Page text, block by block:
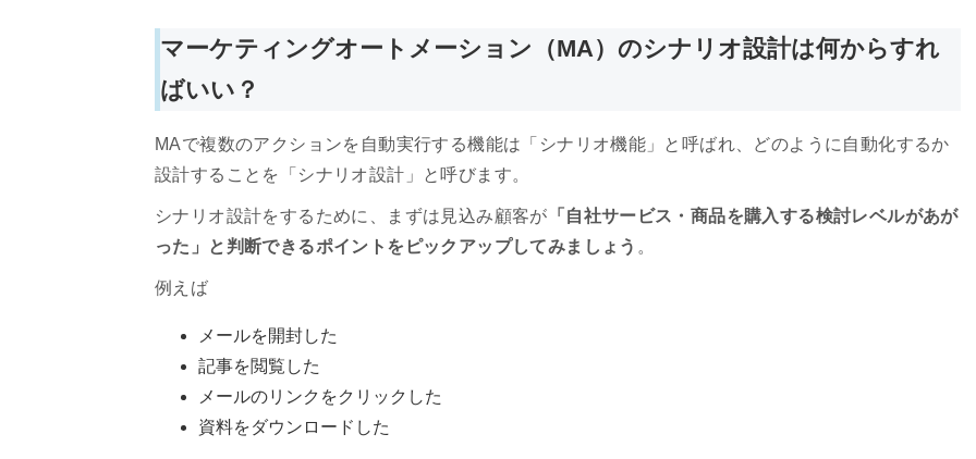
マーケティングオートメーション（MA）のシナリオ設計は何からすれ
ばいい？
MAで複数のアクションを自動実行する機能は「シナリオ機能」と呼ばれ、どのように自動化するか
設計することを「シナリオ設計」と呼びます。
シナリオ設計をするために、まずは見込み顧客が 「自社サービス・商品を購入する検討レベルがあが
った」と判断できるポイントをピックアップしてみましょう 。
例えば
メールを開封した
記事を閲覧した
メールのリンクをクリックした
資料をダウンロードした